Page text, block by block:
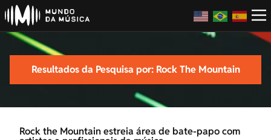
Resultados da Pesquisa por: Rock The Mountain
Rock the Mountain estreia área de bate-papo com